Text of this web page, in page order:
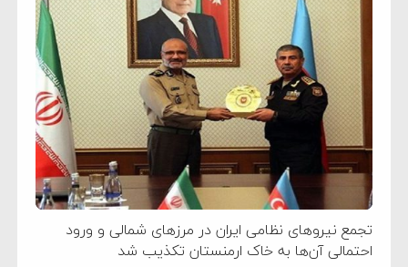
تجمع نیرو‌های نظامی ایران در مرز‌های شمالی و ورود
احتمالی آن‌ها به خاک ارمنستان تکذیب شد